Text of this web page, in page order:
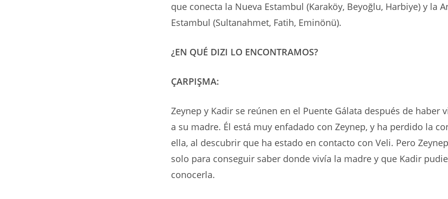
que conecta la Nueva Estambul (Karaköy, Beyoğlu, Harbiye) y la
Estambul (Sultanahmet, Fatih, Eminönü).
¿EN QUÉ DIZI LO ENCONTRAMOS?
ÇARPIŞMA:
Zeynep y Kadir se reúnen en el Puente Gálata después de haber
a su madre. Él está muy enfadado con Zeynep, y ha perdido la
ella, al descubrir que ha estado en contacto con Veli. Pero
solo para conseguir saber donde vivía la madre y que Kadir
conocerla.